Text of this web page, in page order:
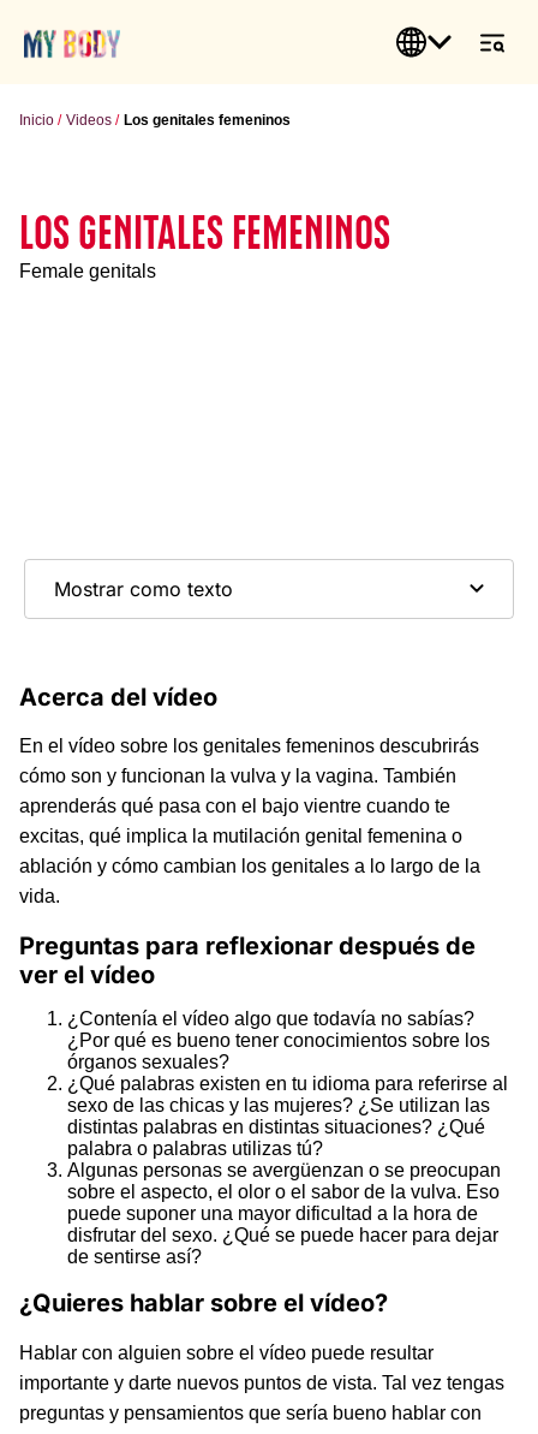
Inicio Videos Los genitales femeninos
LOS GENITALES FEMENINOS
Female genitals
Mostrar como texto
Acerca del vídeo
En el vídeo sobre los genitales femeninos descubrirás
cómo son y funcionan la vulva y la vagina. También
aprenderás qué pasa con el bajo vientre cuando te
excitas, qué implica la mutilación genital femenina o
ablación y cómo cambian los genitales a lo largo de la
vida.
Preguntas para reflexionar después de
ver el vídeo
¿Contenía el vídeo algo que todavía no sabías?
¿Por qué es bueno tener conocimientos sobre los
órganos sexuales?
¿Qué palabras existen en tu idioma para referirse al
sexo de las chicas y las mujeres? ¿Se utilizan las
distintas palabras en distintas situaciones? ¿Qué
palabra o palabras utilizas tú?
Algunas personas se avergüenzan o se preocupan
sobre el aspecto, el olor o el sabor de la vulva. Eso
puede suponer una mayor dificultad a la hora de
disfrutar del sexo. ¿Qué se puede hacer para dejar
de sentirse así?
¿Quieres hablar sobre el vídeo?
Hablar con alguien sobre el vídeo puede resultar
importante y darte nuevos puntos de vista. Tal vez tengas
preguntas y pensamientos que sería bueno hablar con